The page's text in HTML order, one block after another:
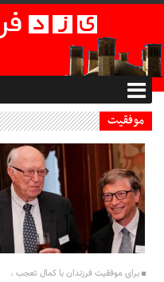
موفقیت
01 Shahrivar 1399 - 23:50
برای موفقیت فرزندان با کمال تعجب ،